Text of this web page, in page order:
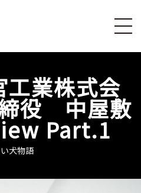
工業株式会
役 中屋敷
Part.1
犬物語